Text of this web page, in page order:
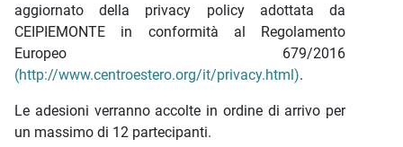
aggiornato della privacy policy adottata da
CEIPIEMONTE in conformità al Regolamento
Europeo 679/2016
(http://www.centroestero.org/it/privacy.html).
Le adesioni verranno accolte in ordine di arrivo per
un massimo di 12 partecipanti.